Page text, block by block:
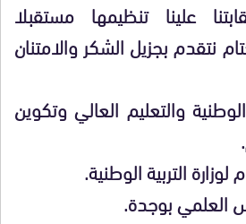
علينا تنظيمها مستقبلا
نتقدم بجزيل الشكر والامتنان
والتعليم العالي وتكوين
التربية الوطنية.
العلمي بوجدة.